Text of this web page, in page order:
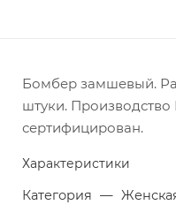
Бомбер замшевый.
штуки. Производство
сертифицирован.
Характеристики
Категория —